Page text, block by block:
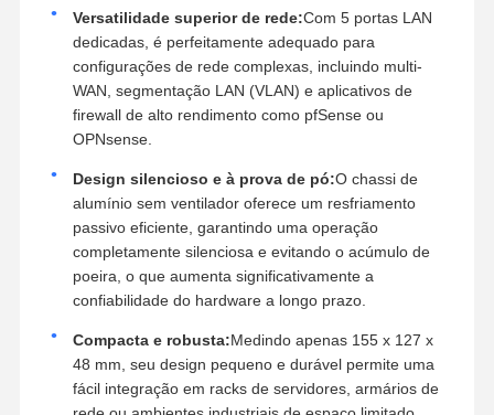
Versatilidade superior de rede:Com 5 portas LAN
dedicadas, é perfeitamente adequado para
configurações de rede complexas, incluindo multi-
WAN, segmentação LAN (VLAN) e aplicativos de
firewall de alto rendimento como pfSense ou
OPNsense.
Design silencioso e à prova de pó:O chassi de
alumínio sem ventilador oferece um resfriamento
passivo eficiente, garantindo uma operação
completamente silenciosa e evitando o acúmulo de
poeira, o que aumenta significativamente a
confiabilidade do hardware a longo prazo.
Compacta e robusta:Medindo apenas 155 x 127 x
48 mm, seu design pequeno e durável permite uma
fácil integração em racks de servidores, armários de